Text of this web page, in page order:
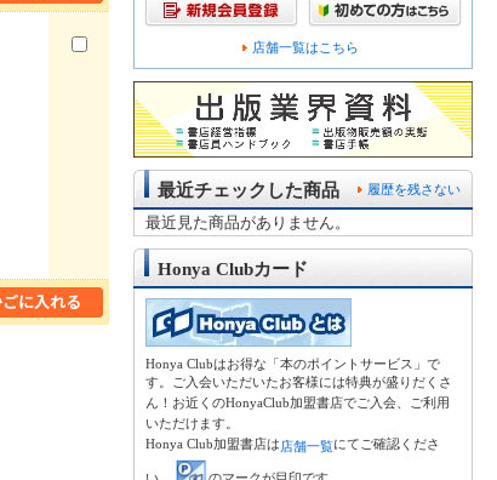
店舗一覧はこちら
履歴を残さない
最近チェックした商品
最近見た商品がありません。
Honya Clubカード
Honya Clubはお得な「本のポイントサービス」で
す。ご入会いただいたお客様には特典が盛りだくさ
ん！お近くのHonyaClub加盟書店でご入会、ご利用
いただけます。
Honya Club加盟書店は店舗一覧にてご確認くださ